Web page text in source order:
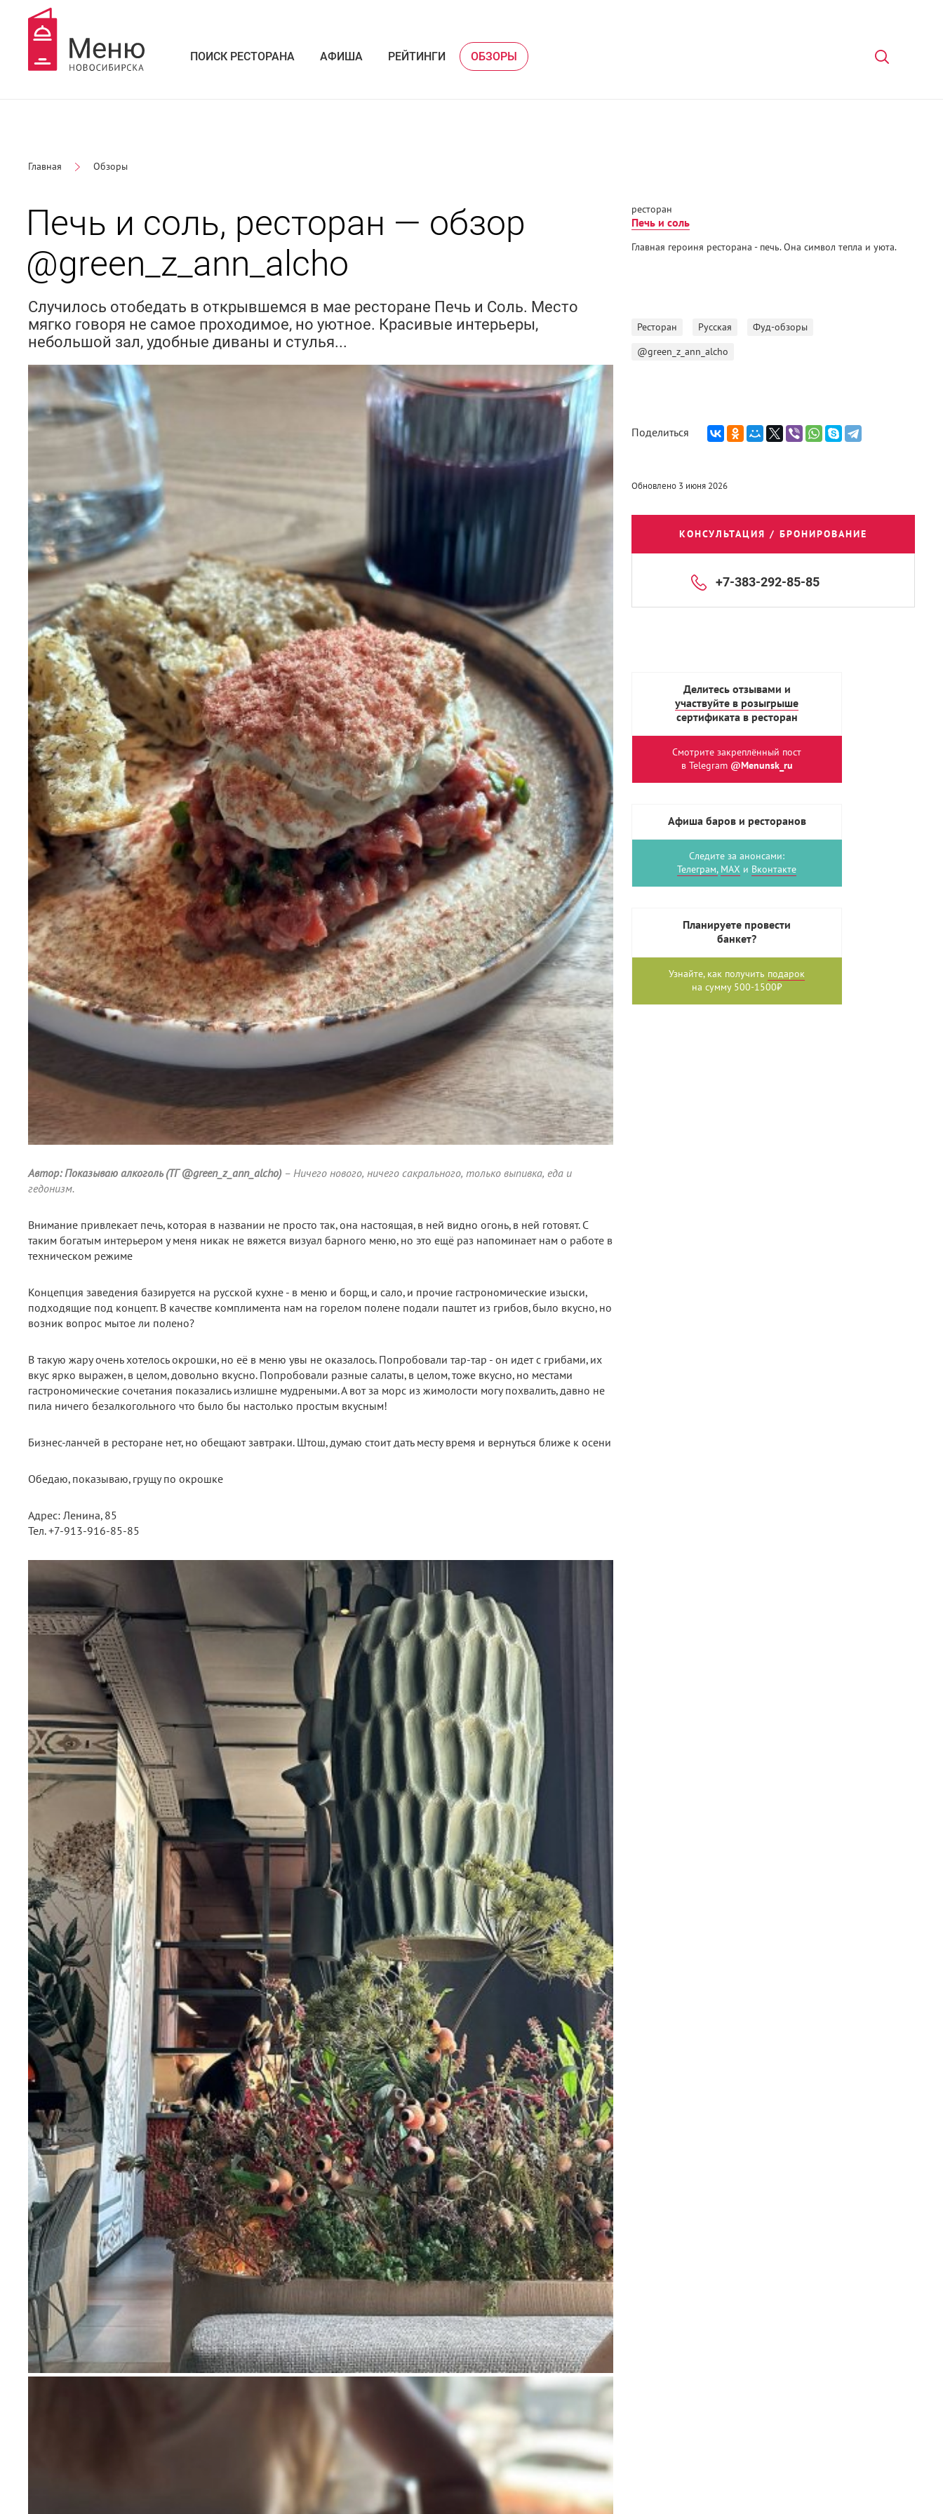
ПОИСК РЕСТОРАНА АФИША РЕЙТИНГИ ОБЗОРЫ
Главная Обзоры
Печь и соль, ресторан — обзор
@green_z_ann_alcho
Случилось отобедать в открывшемся в мае ресторане Печь и Соль. Место
мягко говоря не самое проходимое, но уютное. Красивые интерьеры,
небольшой зал, удобные диваны и стулья...
Автор: Показываю алкоголь (ТГ @green_z_ann_alcho) – Ничего нового, ничего сакрального, только выпивка, еда и
гедонизм.
Внимание привлекает печь, которая в названии не просто так, она настоящая, в ней видно огонь, в ней готовят. С
таким богатым интерьером у меня никак не вяжется визуал барного меню, но это ещё раз напоминает нам о работе в
техническом режиме
Концепция заведения базируется на русской кухне - в меню и борщ, и сало, и прочие гастрономические изыски,
подходящие под концепт. В качестве комплимента нам на горелом полене подали паштет из грибов, было вкусно, но
возник вопрос мытое ли полено?
В такую жару очень хотелось окрошки, но её в меню увы не оказалось. Попробовали тар-тар - он идет с грибами, их
вкус ярко выражен, в целом, довольно вкусно. Попробовали разные салаты, в целом, тоже вкусно, но местами
гастрономические сочетания показались излишне мудреными. А вот за морс из жимолости могу похвалить, давно не
пила ничего безалкогольного что было бы настолько простым вкусным!
Бизнес-ланчей в ресторане нет, но обещают завтраки. Штош, думаю стоит дать месту время и вернуться ближе к осени
Обедаю, показываю, грущу по окрошке
Адрес: Ленина, 85
Тел. +7-913-916-85-85
ресторан
Печь и соль
Главная героиня ресторана - печь. Она символ тепла и уюта.
Ресторан Русская Фуд-обзоры
@green_z_ann_alcho
Поделиться
Обновлено 3 июня 2026
КОНСУЛЬТАЦИЯ / БРОНИРОВАНИЕ
+7-383-292-85-85
Делитесь отзывами и
участвуйте в розыгрыше
сертификата в ресторан
Смотрите закреплённый пост
в Telegram @Menunsk_ru
Афиша баров и ресторанов
Следите за анонсами:
Телеграм, MAX и Вконтакте
Планируете провести
банкет?
Узнайте, как получить подарок
на сумму 500-1500₽